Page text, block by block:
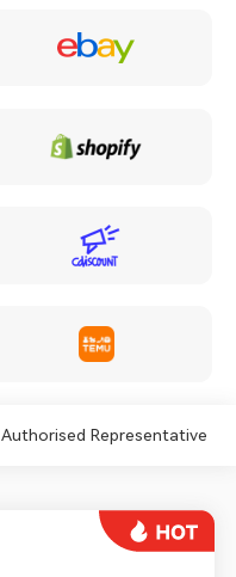
Authorised Representative